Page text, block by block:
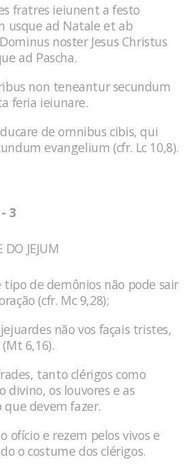
fratres ieiunent a festo
usque ad Natale et ab
noster Jesus Christus
ad Pascha.
non teneantur secundum
feria ieiunare.
de omnibus cibis, qui
evangelium (cfr. Lc 10,8).
3
JEJUM
tipo de demônios não pode sair
(cfr. Mc 9,28);
não vos façais tristes,
6,16).
tanto clérigos como
divino, os louvores e as
que devem fazer.
ofício e rezem pelos vivos e
o costume dos clérigos.